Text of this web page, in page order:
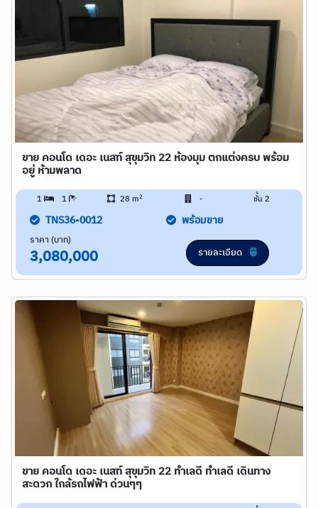
ขาย คอนโด เดอะ เนสท์ สุขุมวิท 22 ห้องมุม ตกแต่งครบ พร้อม
อยู่ ห้ามพลาด
1 1 28 m2 - ชั้น 2
TNS36-0012 พร้อมขาย
ราคา (บาท)
3,080,000 รายละเอียด
ขาย คอนโด เดอะ เนสท์ สุขุมวิท 22 ทำเลดี ทำเลดี เดินทาง
สะดวก ใกล้รถไฟฟ้า ด่วนๆๆ